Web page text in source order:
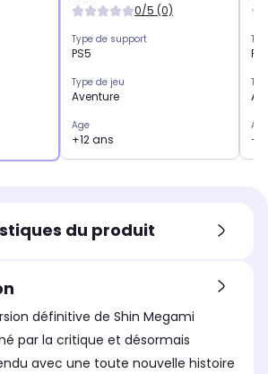
0/5 (0)
Type de support
PS5
Type de jeu
Aventure
Age
+12 ans
Age
du produit
définitive de Shin Megami
par la critique et désormais
avec une toute nouvelle histoire